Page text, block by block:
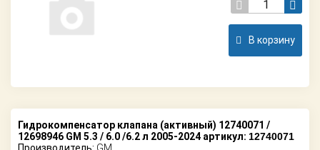
В корзину
Гидрокомпенсатор клапана (активный) 12740071 /
12698946 GM 5.3 / 6.0 /6.2 л 2005-2024 артикул: 12740071